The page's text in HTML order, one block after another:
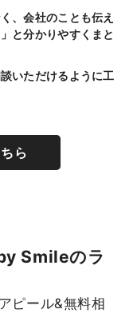
、会社のことも伝え
と分かりやすくまと
いただけるように工
ら
Smileのラ
ピール&無料相